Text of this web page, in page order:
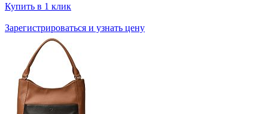
Купить в 1 клик
Зарегистрироваться и узнать цену